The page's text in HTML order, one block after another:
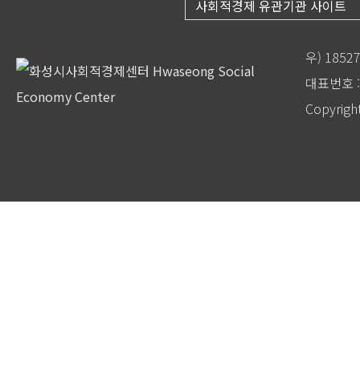
사회적경제 유관기관 사이트
우)
대표번